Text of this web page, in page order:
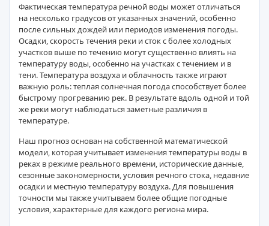
Фактическая температура речной воды может отличаться
на несколько градусов от указанных значений, особенно
после сильных дождей или периодов изменения погоды.
Осадки, скорость течения реки и сток с более холодных
участков выше по течению могут существенно влиять на
температуру воды, особенно на участках с течением и в
тени. Температура воздуха и облачность также играют
важную роль: теплая солнечная погода способствует более
быстрому прогреванию рек. В результате вдоль одной и той
же реки могут наблюдаться заметные различия в
температуре.
Наш прогноз основан на собственной математической
модели, которая учитывает изменения температуры воды в
реках в режиме реального времени, исторические данные,
сезонные закономерности, условия речного стока, недавние
осадки и местную температуру воздуха. Для повышения
точности мы также учитываем более общие погодные
условия, характерные для каждого региона мира.